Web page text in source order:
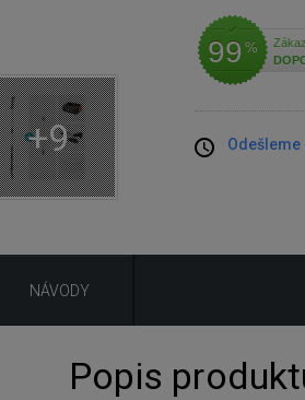
+9
99 %
Odešleme
NÁVODY
Popis